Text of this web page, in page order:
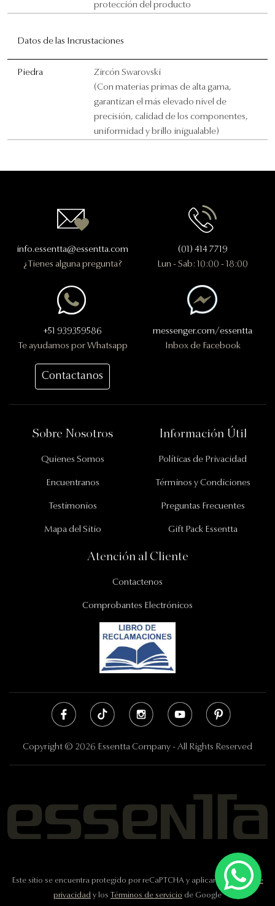
protección del producto
Datos de las Incrustaciones
Piedra
Zircón Swarovski
(Con materias primas de alta gama,
garantizan el más elevado nivel de
precisión, calidad de los componentes,
uniformidad y brillo inigualable)
info.essentta@essentta.com
¿Tienes alguna pregunta?
(01) 414 7719
Lun - Sab: 10:00 - 18:00
+51 939359586
Te ayudamos por Whatsapp
messenger.com/essentta
Inbox de Facebook
Contactanos
Información Importante
Sobre Nosotros
Quienes Somos
Encuentranos
Testimonios
Mapa del Sitio
Información Útil
Políticas de Privacidad
Términos y Condiciones
Preguntas Frecuentes
Gift Pack Essentta
Atención al Cliente
Contactenos
Comprobantes Electrónicos
Copyright © 2026 Essentta Company - All Rights Reserved
Este sitio se encuentra protegido por reCaPTCHA y aplican laPolítica de
privacidad y los Términos de servicio de Google